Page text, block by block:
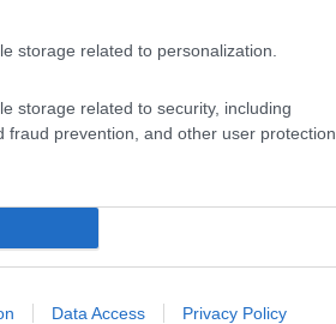
storage related to personalization.
storage related to security, including
prevention, and other user protection.
Data Access Privacy Policy
Szegedről a kanadai partokat el
élmenőkön kívül egyedüliként tudta
ami persze a tavalyi 9-hez képest
ez sem semmi.